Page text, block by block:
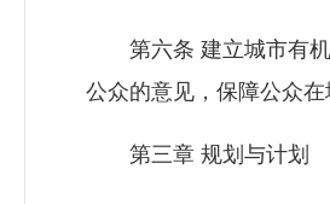
第六条 建立城市有机
公众的意见，保障公众
第三章 规划与计划